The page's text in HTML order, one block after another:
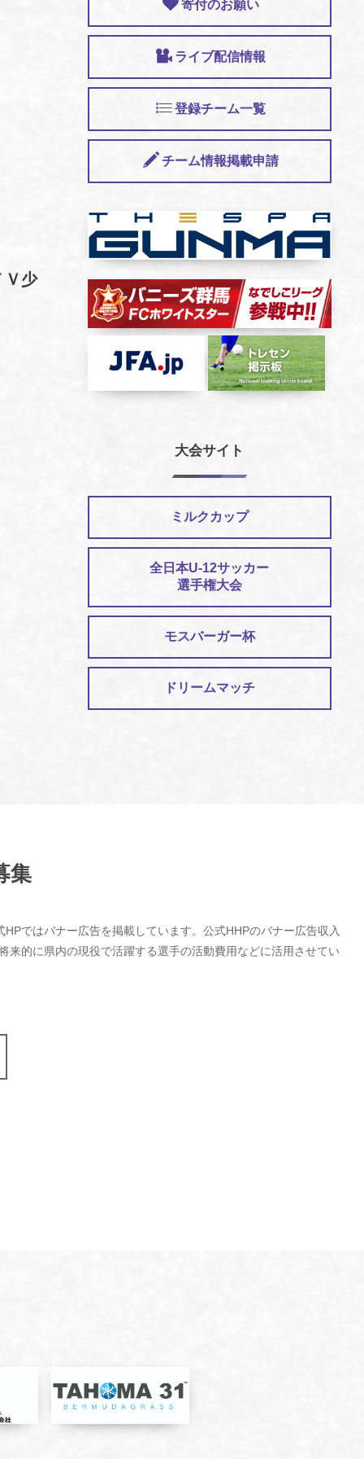
Ｖ少
寄付のお願い
ライブ配信情報
登録チーム一覧
チーム情報掲載申請
大会サイト
ミルクカップ
全日本U-12サッカー
選手権大会
モスバーガー杯
ドリームマッチ
集
HPではバナー広告を掲載しています。公式HHPのバナー広告収入
来的に県内の現役で活躍する選手の活動費用などに活用させてい